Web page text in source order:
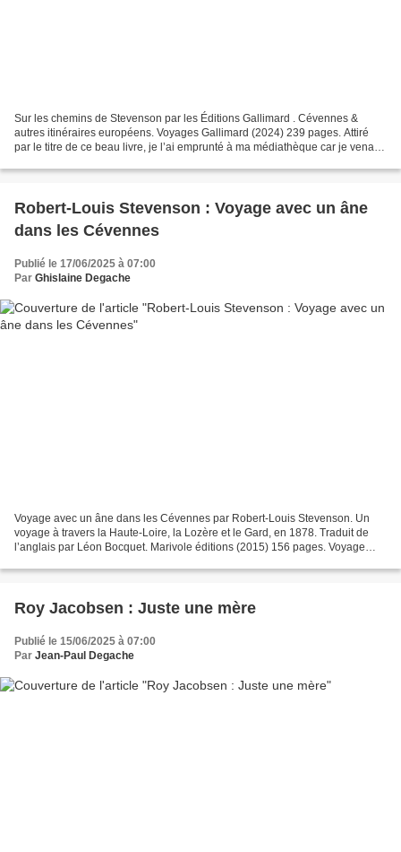
Sur les chemins de Stevenson par les Éditions Gallimard . Cévennes &
autres itinéraires européens. Voyages Gallimard (2024) 239 pages. Attiré
par le titre de ce beau livre, je l’ai emprunté à ma médiathèque car je venais
Robert-Louis Stevenson : Voyage avec un âne
dans les Cévennes
Publié le 17/06/2025 à 07:00
Par Ghislaine Degache
Voyage avec un âne dans les Cévennes par Robert-Louis Stevenson. Un
voyage à travers la Haute-Loire, la Lozère et le Gard, en 1878. Traduit de
l’anglais par Léon Bocquet. Marivole éditions (2015) 156 pages. Voyage
Roy Jacobsen : Juste une mère
Publié le 15/06/2025 à 07:00
Par Jean-Paul Degache